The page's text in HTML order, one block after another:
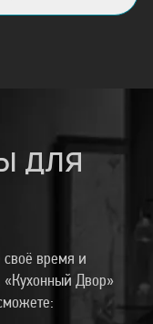
ДЛЯ
время и
«Кухонный Двор»